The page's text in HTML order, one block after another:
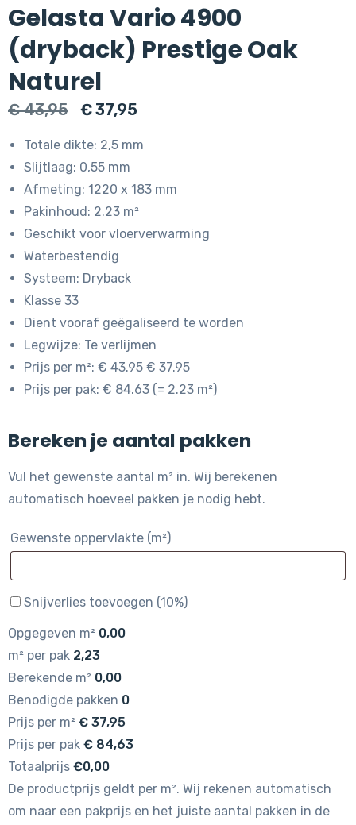
Gelasta Vario 4900
(dryback) Prestige Oak
Naturel
€43,95
Oorspronkelijke
€ 43,95.
€37,95
€ 37,95.
Totale dikte: 2,5 mm
Slijtlaag: 0,55 mm
Afmeting: 1220 x 183 mm
Pakinhoud: 2.23 m²
Geschikt voor vloerverwarming
Waterbestendig
Systeem: Dryback
Klasse 33
Dient vooraf geëgaliseerd te worden
Legwijze: Te verlijmen
Prijs per m²: € 43.95 € 37.95
Prijs per pak: € 84.63 (= 2.23 m²)
Bereken je aantal pakken
Vul het gewenste aantal m² in. Wij berekenen
automatisch hoeveel pakken je nodig hebt.
Gewenste oppervlakte (m²)
Snijverlies toevoegen (10%)
Opgegeven m² 0,00
m² per pak 2,23
Berekende m² 0,00
Benodigde pakken 0
Prijs per m² € 37,95
Prijs per pak € 84,63
Totaalprijs €0,00
De productprijs geldt per m². Wij rekenen automatisch
om naar een pakprijs en het juiste aantal pakken in de